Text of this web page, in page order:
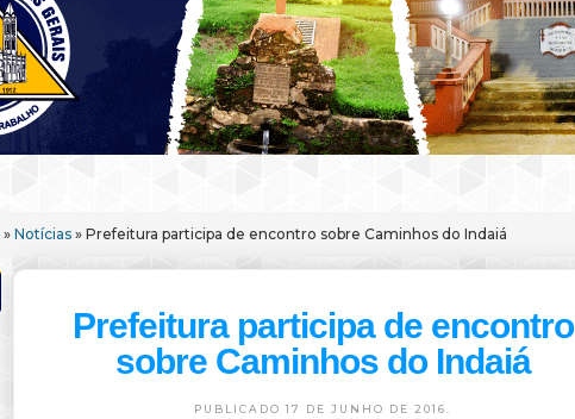
» Notícias » Prefeitura participa de encontro sobre Caminhos do Indaiá
Prefeitura participa de encontro
sobre Caminhos do Indaiá
PUBLICADO 17 DE JUNHO DE 2016.